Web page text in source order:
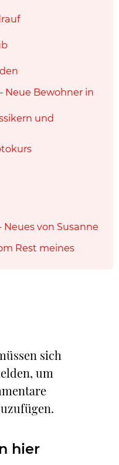
Neue Bewohner in
und
von Susanne
Rest meines
sich
um
hier